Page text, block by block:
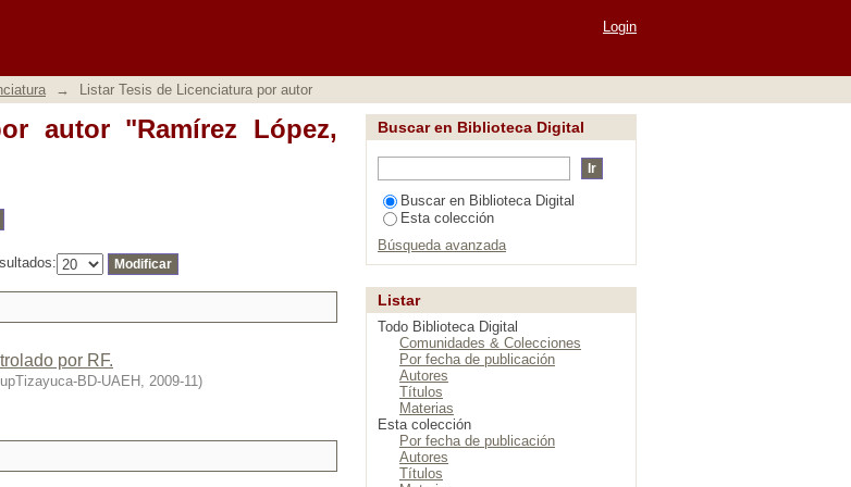
"Ramírez López, César Ariel" Login
→ Listar Tesis de Licenciatura por autor
autor "Ramírez López,
por RF.
BD-UAEH , 2009-11)
Buscar en Biblioteca Digital
Buscar en Biblioteca Digital
Esta colección
Búsqueda avanzada
Listar
Todo Biblioteca Digital
Comunidades & Colecciones
Por fecha de publicación
Autores
Títulos
Materias
Esta colección
Por fecha de publicación
Autores
Títulos